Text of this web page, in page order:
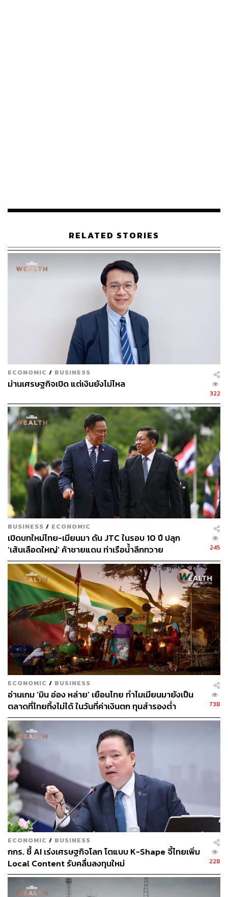
สามารถติดตาม THE STANDARD WEALTH
ผ่านแอปพลิเคชันต่างๆ ที่คุณสะดวกหรือใช้งานอยู่แล้วได้เลย
หนังสือพิมพ์ไทยรัฐ
บัตรสวัสดิการแห่งรัฐ
กระทรวงพลังงาน
กองทุนการเงินระหว่างประเทศ (IMF)
สุพัฒนพงษ์ พันธ์มีเชาว์
เราเที่ยวด้วยกัน
โครงการคนละครึ่ง
ช้อปดีมีคืน
เศรษฐกิจไทย
EEC
18
ABOUT THE AUTHOR
ศรัณย์ กิจวศิน
บรรณาธิการ wealth สำนักข่าว THE
STANDARD
RELATED STORIES
ECONOMIC / BUSINESS
ม่านเศรษฐกิจเปิด แต่เงินยังไม่ไหล
322
BUSINESS / ECONOMIC
เปิดบทใหม่ไทย-เมียนมา ดัน JTC ในรอบ 10 ปี ปลุก
‘เส้นเลือดใหญ่’ ค้าชายแดน ท่าเรือน้ำลึกทวาย
245
ECONOMIC / BUSINESS
อ่านเกม ‘มิน อ่อง หล่าย’ เยือนไทย ทำไมเมียนมายังเป็น
ตลาดที่ไทยทิ้งไม่ได้ ในวันที่ค่าเงินตก ทุนสำรองต่ำ
738
ECONOMIC / BUSINESS
กกร. ชี้ AI เร่งเศรษฐกิจโลก โตแบบ K-Shape จี้ไทยเพิ่ม
Local Content รับคลื่นลงทุนใหม่
228